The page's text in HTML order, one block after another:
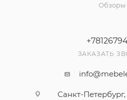
Обзоры
ЗАКАЗАТЬ
Санкт-Петербург,